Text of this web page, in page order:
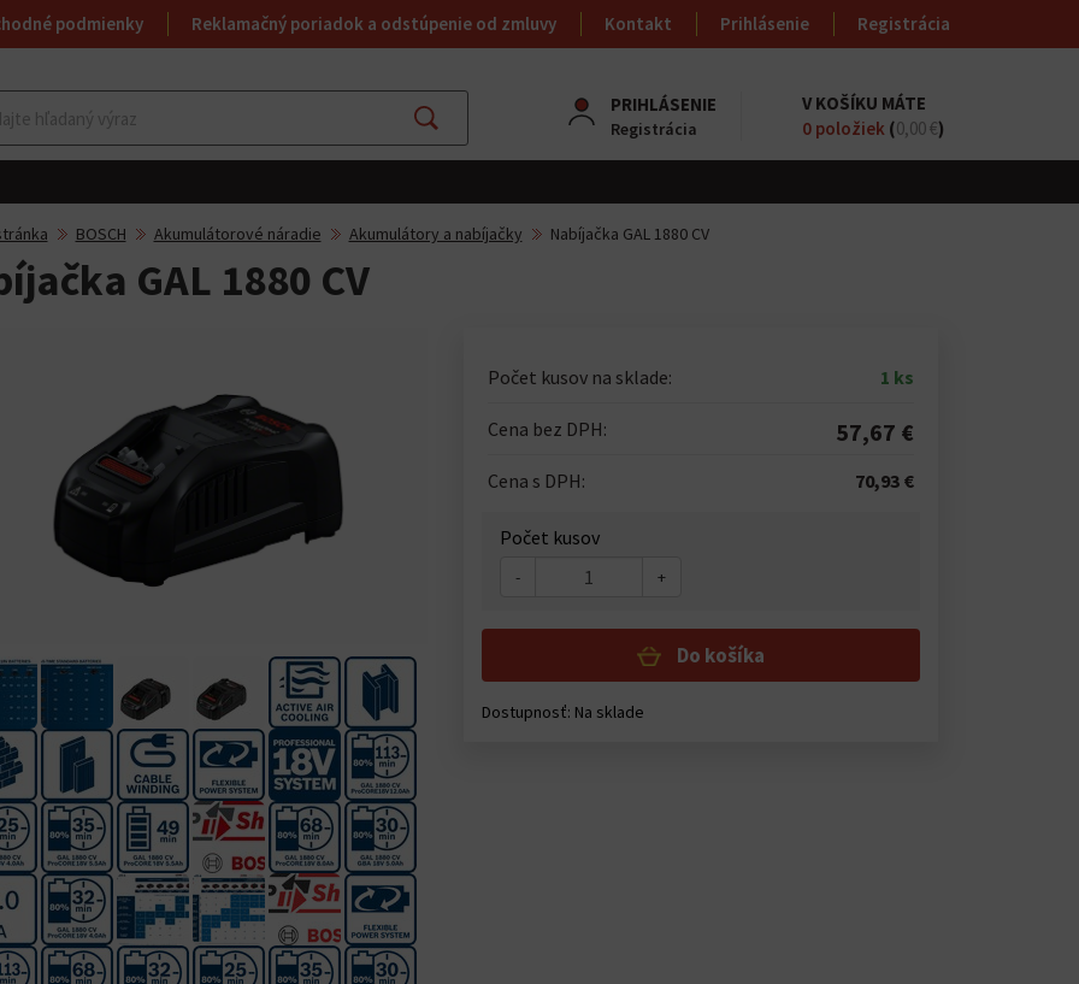
podmienky Reklamačný poriadok a odstúpenie od zmluvy Kontakt Prihlásenie Registrácia
Hľadať
PRIHLÁSENIE
Registrácia
V KOŠÍKU MÁTE
0 položiek (0,00 €)
BOSCH Akumulátorové náradie Akumulátory a nabíjačky Nabíjačka GAL 1880 CV
GAL 1880 CV
Počet kusov na sklade: 1 ks
Cena bez DPH: 57,67 €
Cena s DPH: 70,93 €
Počet kusov
- +
Do košíka
Dostupnosť: Na sklade